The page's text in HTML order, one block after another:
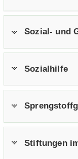
Sozial-​ und
So­zi­al­hil­fe
Stif­tun­gen